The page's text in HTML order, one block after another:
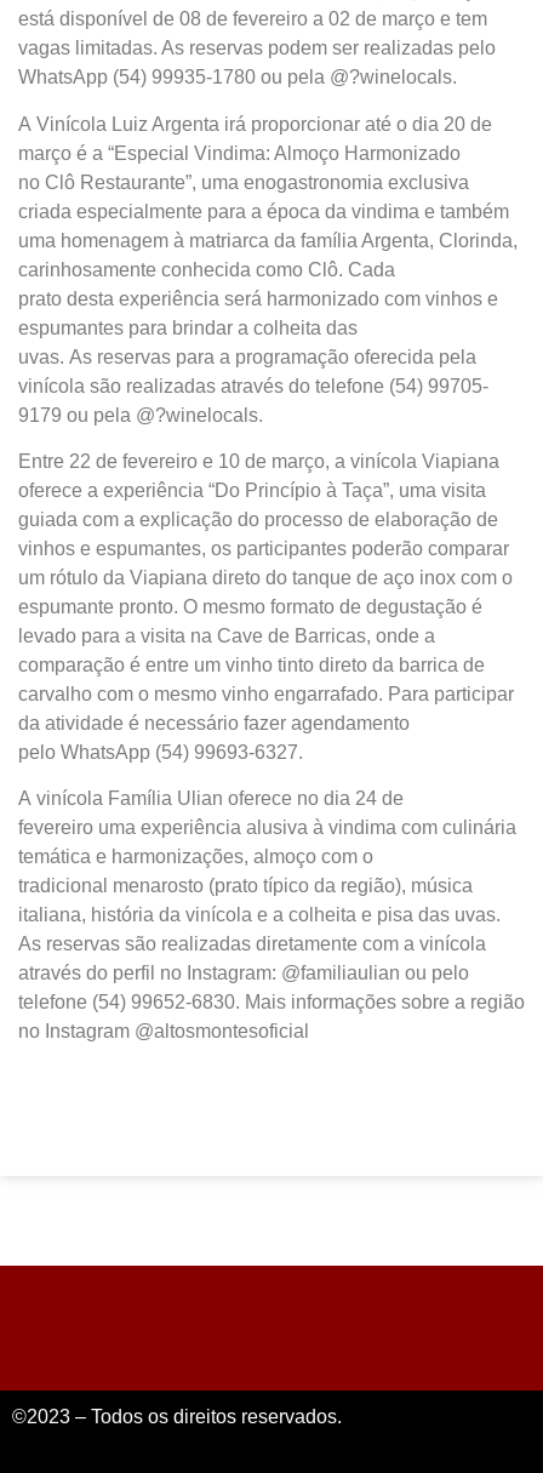
está disponível de 08 de fevereiro a 02 de março e tem
vagas limitadas. As reservas podem ser realizadas pelo
WhatsApp (54) 99935-1780 ou pela @?winelocals.
A Vinícola Luiz Argenta irá proporcionar até o dia 20 de
março é a “Especial Vindima: Almoço Harmonizado
no Clô Restaurante”, uma enogastronomia exclusiva
criada especialmente para a época da vindima e também
uma homenagem à matriarca da família Argenta, Clorinda,
carinhosamente conhecida como Clô. Cada
prato desta experiência será harmonizado com vinhos e
espumantes para brindar a colheita das
uvas. As reservas para a programação oferecida pela
vinícola são realizadas através do telefone (54) 99705-
9179 ou pela @?winelocals.
Entre 22 de fevereiro e 10 de março, a vinícola Viapiana
oferece a experiência “Do Princípio à Taça”, uma visita
guiada com a explicação do processo de elaboração de
vinhos e espumantes, os participantes poderão comparar
um rótulo da Viapiana direto do tanque de aço inox com o
espumante pronto. O mesmo formato de degustação é
levado para a visita na Cave de Barricas, onde a
comparação é entre um vinho tinto direto da barrica de
carvalho com o mesmo vinho engarrafado. Para participar
da atividade é necessário fazer agendamento
pelo WhatsApp (54) 99693-6327.
A vinícola Família Ulian oferece no dia 24 de
fevereiro uma experiência alusiva à vindima com culinária
temática e harmonizações, almoço com o
tradicional menarosto (prato típico da região), música
italiana, história da vinícola e a colheita e pisa das uvas.
As reservas são realizadas diretamente com a vinícola
através do perfil no Instagram: @familiaulian ou pelo
telefone (54) 99652-6830. Mais informações sobre a região
no Instagram @altosmontesoficial
©2023 – Todos os direitos reservados.